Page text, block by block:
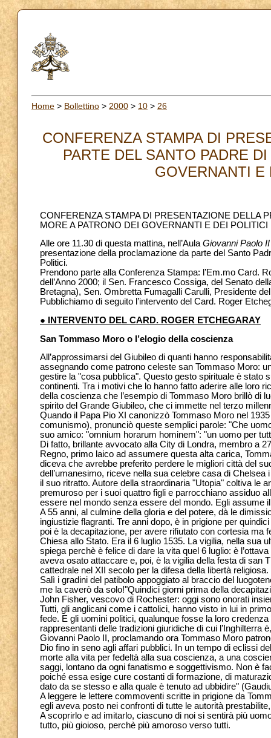
Home > Bollettino > 2000 > 10 > 26
CONFERENZA STAMPA DI
PARTE DEL SANTO PADRE
GOVERNANTI E
CONFERENZA STAMPA DI PRESENTAZIONE DELLA
MORE A PATRONO DEI GOVERNANTI E DEI POLITICI
Alle ore 11.30 di questa mattina, nell’AulaGiovanni Paolo II
presentazione della proclamazione da parte del Santo
Politici.
Prendono parte alla Conferenza Stampa: l’Em.mo Card.
dell’Anno 2000; il Sen. Francesco Cossiga, del Senato
Bretagna), Sen. Ombretta Fumagalli Carulli, Presidente
Pubblichiamo di seguito l’intervento del Card. Roger
● INTERVENTO DEL CARD. ROGER ETCHEGARAY
San Tommaso Moro o l’elogio della coscienza
All’approssimarsi del Giubileo di quanti hanno
assegnando come patrono celeste san Tommaso Moro:
gestire la "cosa pubblica". Questo gesto spirituale è stato
continenti. Tra i motivi che lo hanno fatto aderire alle loro
della coscienza che l’esempio di Tommaso Moro brillò di
spirito del Grande Giubileo, che ci immette nel terzo
Quando il Papa Pio XI canonizzò Tommaso Moro nel
comunismo), pronunciò queste semplici parole: "Che
suo amico: "omnium horarum hominem": "un uomo per
Di fatto, brillante avvocato alla City di Londra, membro a
Regno, primo laico ad assumere questa alta carica,
diceva che avrebbe preferito perdere le migliori città del
dell’umanesimo, riceve nella sua celebre casa di
il suo ritratto. Autore della straordinaria "Utopia" coltiva le
premuroso per i suoi quattro figli e parrocchiano assiduo
essere nel mondo senza essere del mondo. Egli assume
A 55 anni, al culmine della gloria e del potere, dà le
ingiustizie flagranti. Tre anni dopo, è in prigione per
poi è la decapitazione, per avere rifiutato con cortesia ma
Chiesa allo Stato. Era il 6 luglio 1535. La vigilia, nella sua
spiega perchè è felice di dare la vita quel 6 luglio: è
aveva osato attaccare e, poi, è la vigilia della festa di san
cattedrale nel XII secolo per la difesa della libertà religiosa.
Salì i gradini del patibolo appoggiato al braccio del
me la caverò da solo!"Quindici giorni prima della
John Fisher, vescovo di Rochester: oggi sono onorati
Tutti, gli anglicani come i cattolici, hanno visto in lui in
fede. E gli uomini politici, qualunque fosse la loro
rappresentanti delle tradizioni giuridiche di cui l’Inghilterra
Giovanni Paolo II, proclamando ora Tommaso Moro
Dio fino in seno agli affari pubblici. In un tempo di eclissi
morte alla vita per fedeltà alla sua coscienza, a una
saggi, lontano da ogni fanatismo e soggettivismo. Non è
poiché essa esige cure costanti di formazione, di
dato da se stesso e alla quale è tenuto ad ubbidire"
A leggere le lettere commoventi scritte in prigione da
egli aveva posto nei confronti di tutte le autorità
A scoprirlo e ad imitarlo, ciascuno di noi si sentirà più
tutto, più gioioso, perchè più amoroso verso tutti.